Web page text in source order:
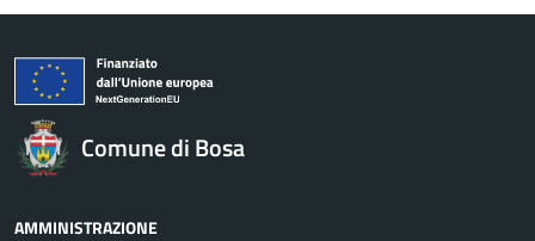
Comune di Bosa
AMMINISTRAZIONE